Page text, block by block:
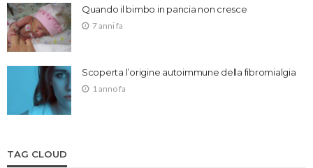
Quando il bimbo in pancia non cresce
7 anni fa
Scoperta l’origine autoimmune della fibromialgia
1 anno fa
TAG CLOUD